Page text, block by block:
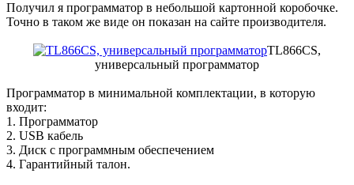
Получил я программатор в небольшой картонной коробочке.
Точно в таком же виде он показан на сайте производителя.
TL866CS,
универсальный программатор
Программатор в минимальной комплектации, в которую
входит:
1. Программатор
2. USB кабель
3. Диск с программным обеспечением
4. Гарантийный талон.